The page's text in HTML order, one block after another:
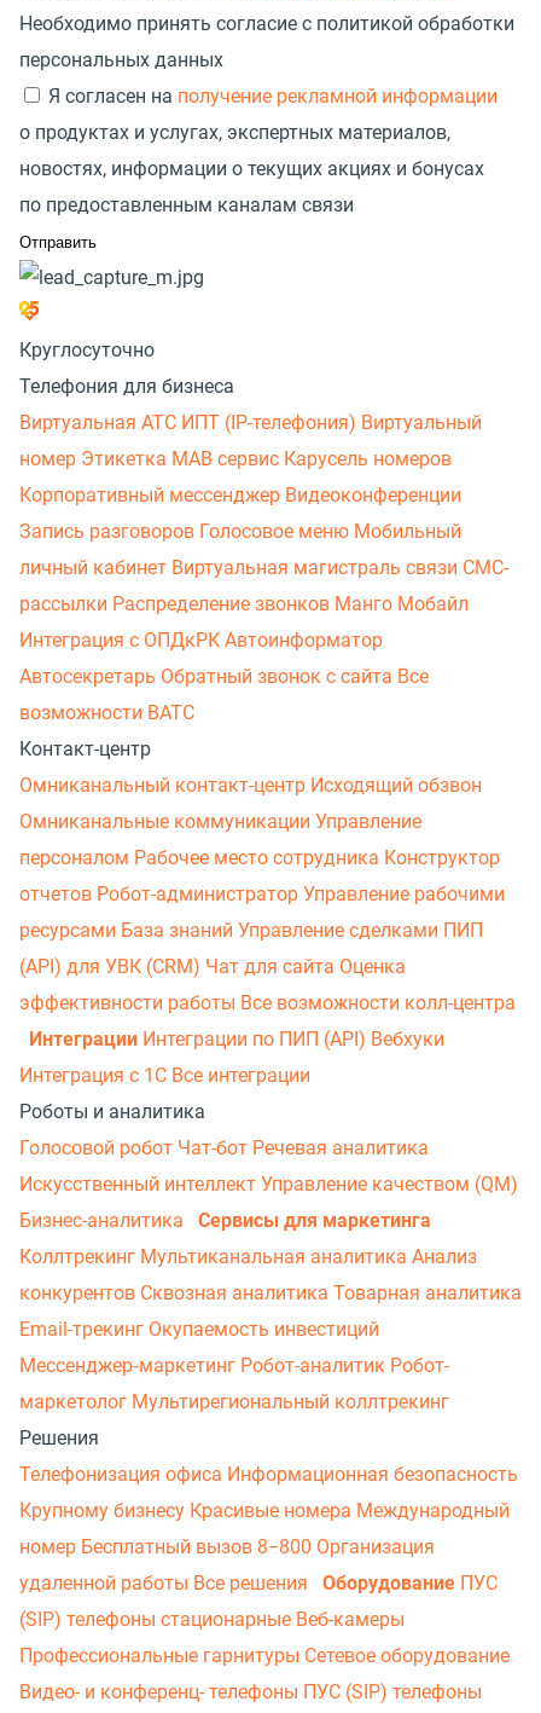
Необходимо принять согласие с политикой обработки
персональных данных
Я согласен на получение рекламной информации
о продуктах и услугах, экспертных материалов,
новостях, информации о текущих акциях и бонусах
по предоставленным каналам связи
Круглосуточно
Телефония для бизнеса
Виртуальная АТС ИПТ (IP-телефония) Виртуальный
номер Этикетка МАВ сервис Карусель номеров
Корпоративный мессенджер Видеоконференции
Запись разговоров Голосовое меню Мобильный
личный кабинет Виртуальная магистраль связи СМС-
рассылки Распределение звонков Манго Мобайл
Интеграция с ОПДкРК Автоинформатор
Автосекретарь Обратный звонок с сайта Все
возможности ВАТС
Контакт-центр
Омниканальный контакт-центр Исходящий обзвон
Омниканальные коммуникации Управление
персоналом Рабочее место сотрудника Конструктор
отчетов Робот-администратор Управление рабочими
ресурсами База знаний Управление сделками ПИП
(API) для УВК (CRM) Чат для сайта Оценка
эффективности работы Все возможности колл-центра
Интеграции Интеграции по ПИП (API) Вебхуки
Интеграция с 1С Все интеграции
Роботы и аналитика
Голосовой робот Чат-бот Речевая аналитика
Искусственный интеллект Управление качеством (QM)
Бизнес-аналитика
Сервисы для маркетинга
Коллтрекинг Мультиканальная аналитика Анализ
конкурентов Сквозная аналитика Товарная аналитика
Email-трекинг Окупаемость инвестиций
Мессенджер‑маркетинг Робот-аналитик Робот-
маркетолог Мультирегиональный коллтрекинг
Решения
Телефонизация офиса Информационная безопасность
Крупному бизнесу Красивые номера Международный
номер Бесплатный вызов 8−800 Организация
удаленной работы Все решения Оборудование ПУС
(SIP) телефоны стационарные Веб-камеры
Профессиональные гарнитуры Сетевое оборудование
Видео- и конференц- телефоны ПУС (SIP) телефоны